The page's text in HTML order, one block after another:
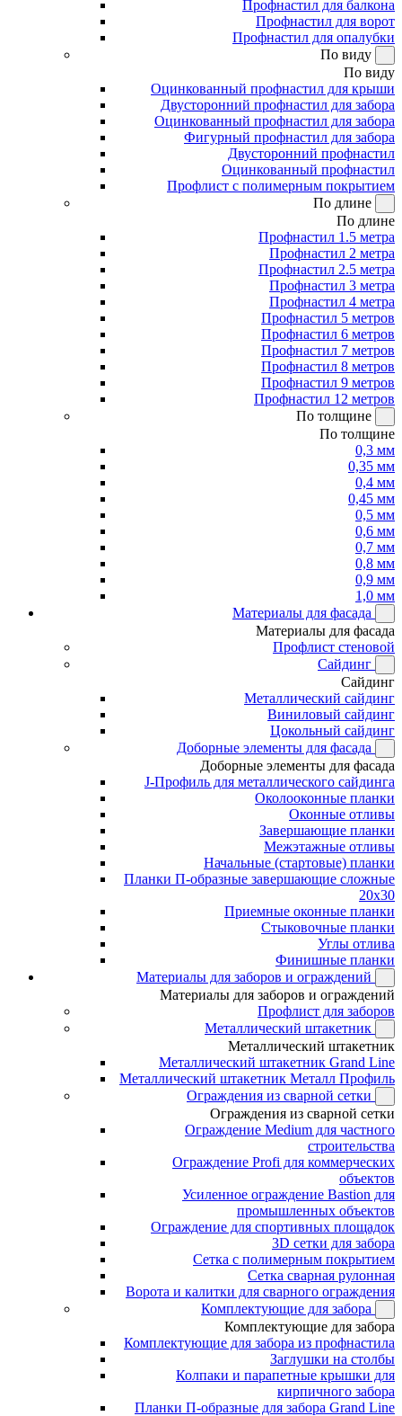
Профнастил для балкона
Профнастил для ворот
Профнастил для опалубки
По виду
По виду
Оцинкованный профнастил для крыши
Двусторонний профнастил для забора
Оцинкованный профнастил для забора
Фигурный профнастил для забора
Двусторонний профнастил
Оцинкованный профнастил
Профлист с полимерным покрытием
По длине
По длине
Профнастил 1.5 метра
Профнастил 2 метра
Профнастил 2.5 метра
Профнастил 3 метра
Профнастил 4 метра
Профнастил 5 метров
Профнастил 6 метров
Профнастил 7 метров
Профнастил 8 метров
Профнастил 9 метров
Профнастил 12 метров
По толщине
По толщине
0,3 мм
0,35 мм
0,4 мм
0,45 мм
0,5 мм
0,6 мм
0,7 мм
0,8 мм
0,9 мм
1,0 мм
Материалы для фасада
Материалы для фасада
Профлист стеновой
Сайдинг
Сайдинг
Металлический сайдинг
Виниловый сайдинг
Цокольный сайдинг
Доборные элементы для фасада
Доборные элементы для фасада
J-Профиль для металлического сайдинга
Околооконные планки
Оконные отливы
Завершающие планки
Межэтажные отливы
Начальные (стартовые) планки
Планки П-образные завершающие сложные
20x30
Приемные оконные планки
Стыковочные планки
Углы отлива
Финишные планки
Материалы для заборов и ограждений
Материалы для заборов и ограждений
Профлист для заборов
Металлический штакетник
Металлический штакетник
Металлический штакетник Grand Line
Металлический штакетник Металл Профиль
Ограждения из сварной сетки
Ограждения из сварной сетки
Ограждение Medium для частного
строительства
Ограждение Profi для коммерческих
объектов
Усиленное ограждение Bastion для
промышленных объектов
Ограждение для спортивных площадок
3D сетки для забора
Сетка с полимерным покрытием
Сетка сварная рулонная
Ворота и калитки для сварного ограждения
Комплектующие для забора
Комплектующие для забора
Комплектующие для забора из профнастила
Заглушки на столбы
Колпаки и парапетные крышки для
кирпичного забора
Планки П-образные для забора Grand Line